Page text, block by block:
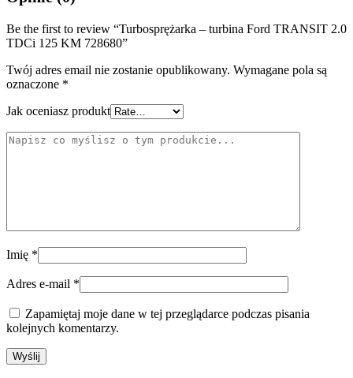
Be the first to review “Turbosprężarka – turbina Ford TRANSIT 2.0
TDCi 125 KM 728680”
Twój adres email nie zostanie opublikowany. Wymagane pola są
oznaczone *
Jak oceniasz produkt
Imię *
Adres e-mail *
Zapamiętaj moje dane w tej przeglądarce podczas pisania
kolejnych komentarzy.